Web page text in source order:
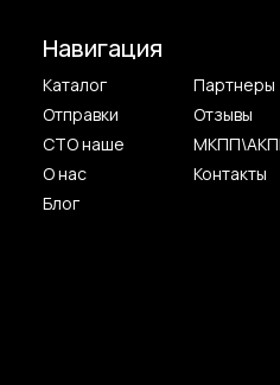
Навигация
Каталог
Партнеры
Отправки
Отзывы
СТО наше
О нас
Контакты
Блог